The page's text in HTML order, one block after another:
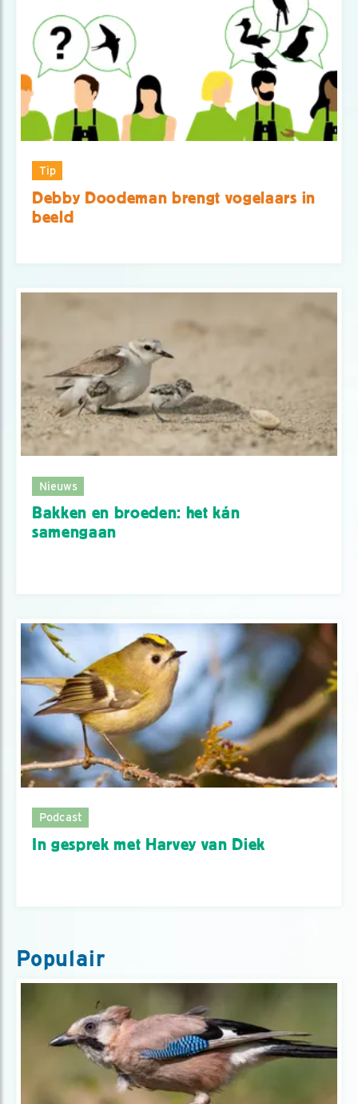
Tip
Debby Doodeman brengt vogelaars in
beeld
Nieuws
Bakken en broeden: het kán
samengaan
Podcast
In gesprek met Harvey van Diek
Populair